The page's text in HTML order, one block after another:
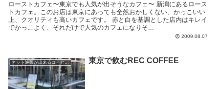
ローストカフェ〜東京でも人気が出そうなカフェ〜 新潟にあるロース
トカフェ。このお店は東京にあっても全然おかしくない、かっこいい
上、クオリティも高いカフェです。 赤と白を基調とした店内はキレイ
でかっこよく、それだけで人気のカフェになりそ...
2009.08.07
ネット通販が出来るコーヒー屋 東京で飲むREC COFFEE